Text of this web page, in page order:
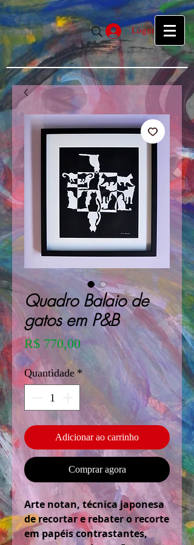
google39f55f5d27d04b1a.htmlgoogle39f55f5d27d04b1a.html
Login
Quadro Balaio de
gatos em P&B
R$ 770,00Preço
Quantidade *
Adicionar ao carrinho
Comprar agora
Arte notan, técnica japonesa
de recortar e rebater o recorte
em papéis contrastantes,